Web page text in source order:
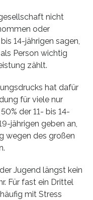
nicht
oder
14-jährigen sagen,
Person wichtig
zählt.
hat dafür
für viele nur
der 11- bis 14-
jährigen geben an,
wegen des großen
Jugend längst kein
Für fast ein Drittel
mit Stress